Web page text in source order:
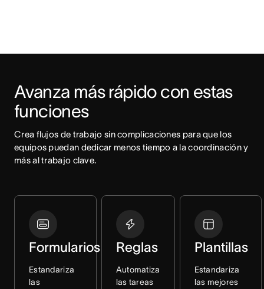
Avanza más rápido con estas
funciones
Crea flujos de trabajo sin complicaciones para que los
equipos puedan dedicar menos tiempo a la coordinación y
más al trabajo clave.
Formularios
Estandariza
las
Reglas
Automatiza
las tareas
Plantillas
Estandariza
las mejores